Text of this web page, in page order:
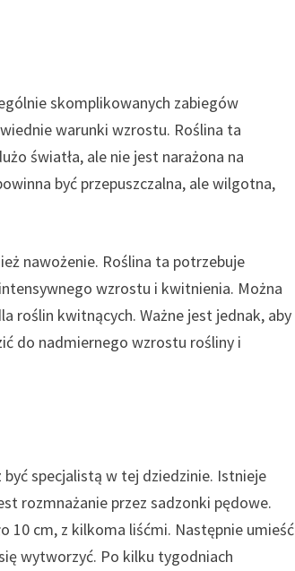
skomplikowanych zabiegów
warunki wzrostu. Roślina ta
światła, ale nie jest narażona na
być przepuszczalna, ale wilgotna,
nawożenie. Roślina ta potrzebuje
wzrostu i kwitnienia. Można
roślin kwitnących. Ważne jest jednak, aby
do nadmiernego wzrostu rośliny i
specjalistą w tej dziedzinie. Istnieje
rozmnażanie przez sadzonki pędowe.
10 cm, z kilkoma liśćmi. Następnie umieść
wytworzyć. Po kilku tygodniach